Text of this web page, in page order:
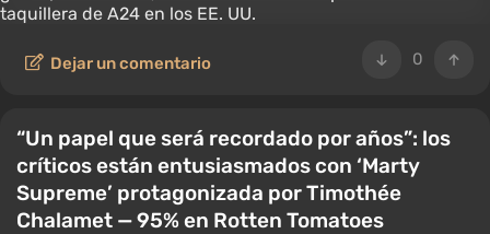
0
Dejar un comentario
“Un papel que será recordado por años”: los
críticos están entusiasmados con ‘Marty
Supreme’ protagonizada por Timothée
Chalamet — 95% en Rotten Tomatoes